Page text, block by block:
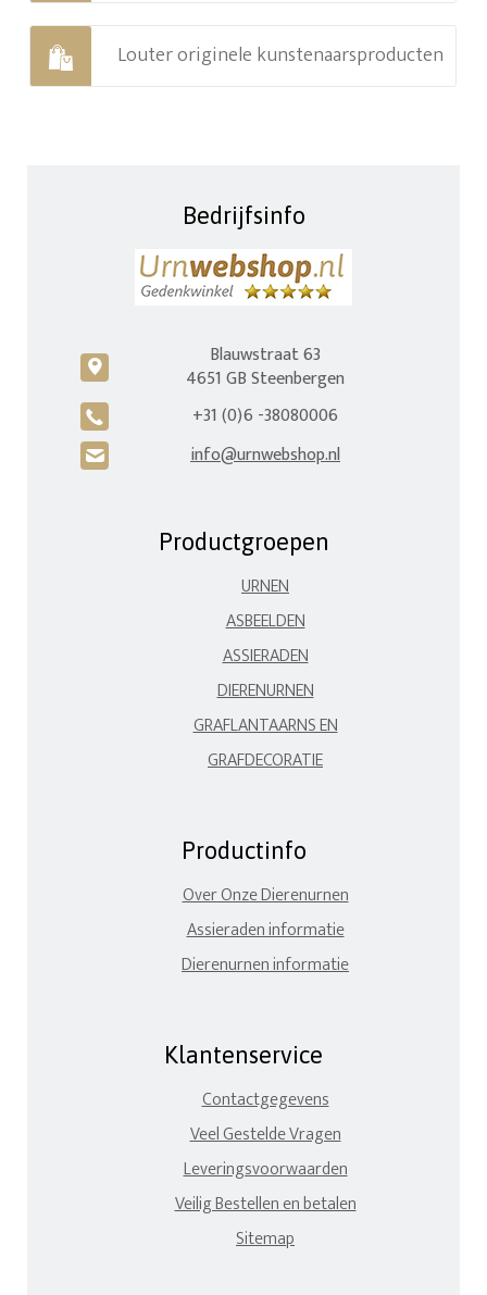
Louter originele kunstenaarsproducten
Bedrijfsinfo
c
Blauwstraat 63
4651 GB Steenbergen
A +31 (0)6 -38080006
H info@urnwebshop.nl
Productgroepen
URNEN
ASBEELDEN
ASSIERADEN
DIERENURNEN
GRAFLANTAARNS EN
GRAFDECORATIE
Productinfo
Over Onze Dierenurnen
Assieraden informatie
Dierenurnen informatie
Klantenservice
Contactgegevens
Veel Gestelde Vragen
Leveringsvoorwaarden
Veilig Bestellen en betalen
Sitemap